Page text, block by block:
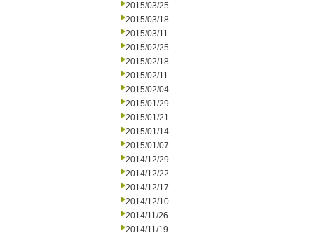
2015/03/25
2015/03/18
2015/03/11
2015/02/25
2015/02/18
2015/02/11
2015/02/04
2015/01/29
2015/01/21
2015/01/14
2015/01/07
2014/12/29
2014/12/22
2014/12/17
2014/12/10
2014/11/26
2014/11/19